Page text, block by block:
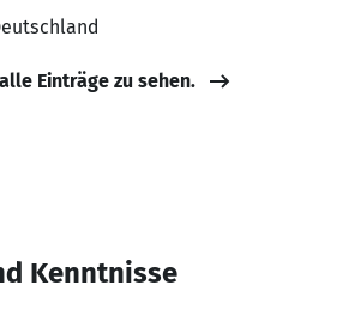
Einträge zu sehen.
Kenntnisse